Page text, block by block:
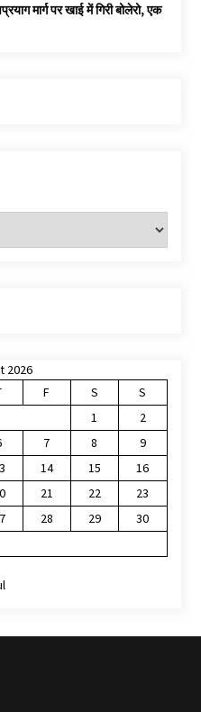
मार्ग पर खाई में गिरी बोलेरो, एक
2026
F S
S
1
2
7 8
9
14 15
16
21 22
23
28 29
30